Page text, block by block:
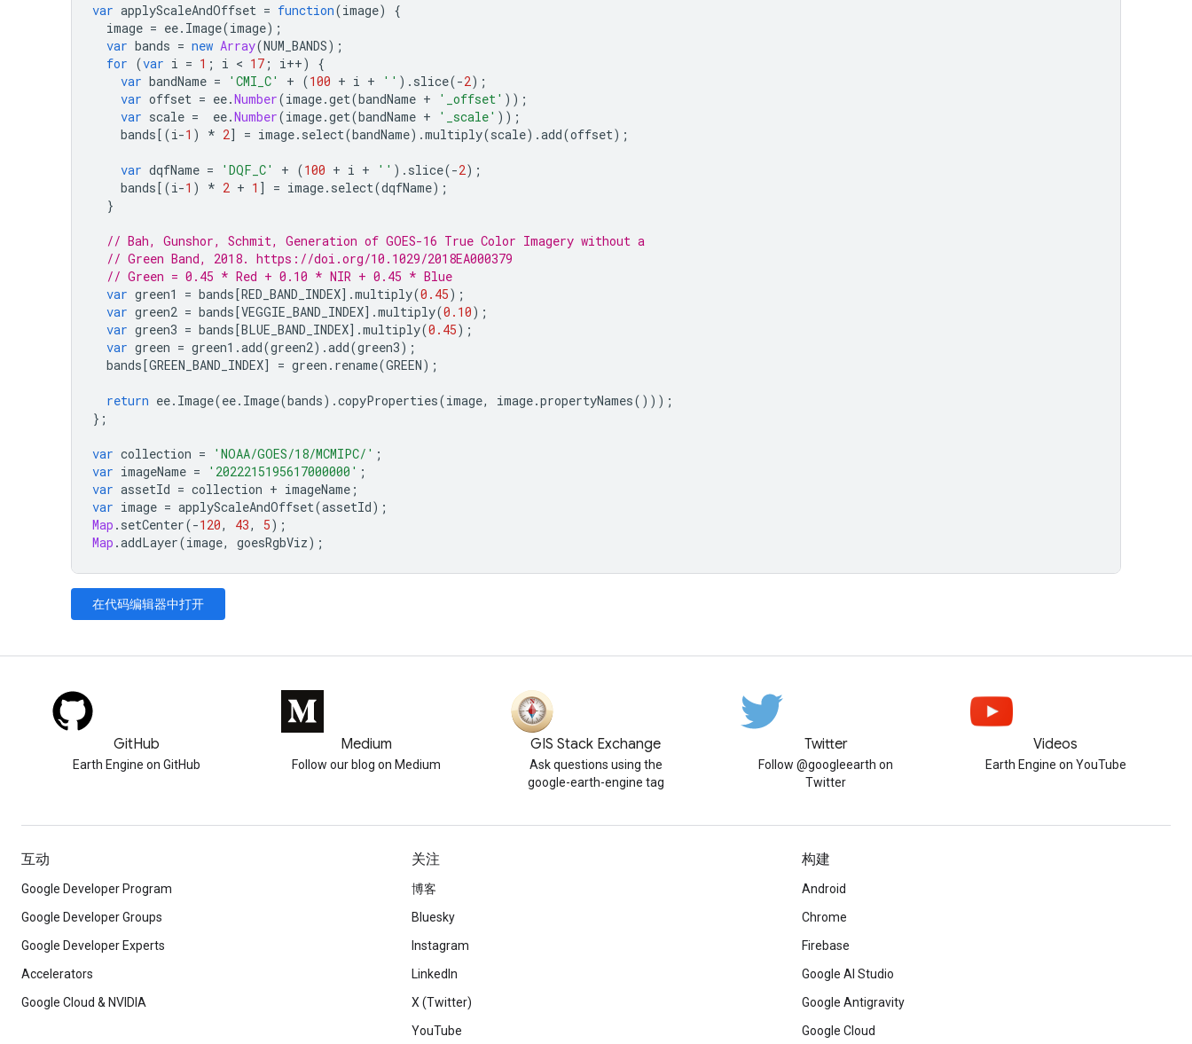
var applyScaleAndOffset = function(image)
{
image = ee. Image(image);
var bands = new Array(NUM_BANDS);
for (var i = 1 ; i < 17 ; i++)
{
var bandName = 'CMI_C' + (100 + i + '' ). slice(-2);
var offset = ee.Number(image.get(bandName + '_offset' ));
var scale = ee.Number(image.get(bandName + '_scale' ));
bands[(i-1 ) * 2] = image. select(bandName).multiply(scale).add(offset);
var dqfName = 'DQF_C' + (100 + i + '' ). slice(-2);
bands[(i-1 ) * 2 + 1 ] = image. select(dqfName);
}
// Bah, Gunshor, Schmit, Generation of GOES-16 True Color Imagery without a
// Green Band, 2018. https://doi.org/10.1029/2018EA000379
// Green = 0.45 * Red + 0.10 * NIR + 0.45 * Blue
var green1 = bands[RED_BAND_INDEX].multiply(0.45);
var green2 = bands[VEGGIE_BAND_INDEX].multiply(0.10);
var green3 = bands[BLUE_BAND_INDEX].multiply(0.45);
var green = green1 .add(green2).add(green3);
bands[GREEN_BAND_INDEX] = green . rename(GREEN);
return ee. Image(ee. Image(bands).copyProperties(image, image.propertyNames()));
};
var collection = 'NOAA/GOES/18/MCMIPC/' ;
var imageName = '2022215195617000000' ;
var assetId = collection + imageName ;
var image = applyScaleAndOffset(assetId);
Map . setCenter(-120, 43, 5);
Map .addLayer(image, goesRgbViz);
在代码编辑器中打开
GitHub
Earth Engine on GitHub
Medium
Follow our blog on Medium
GIS Stack Exchange
Ask questions using the
google-earth-engine tag
Twitter
Follow @googleearth on
Twitter
Videos
Earth Engine on YouTube
互动
Google Developer Program
Google Developer Groups
Google Developer Experts
Accelerators
Google Cloud & NVIDIA
关注
博客
Bluesky
Instagram
LinkedIn
X (Twitter)
YouTube
构建
Android
Chrome
Firebase
Google AI Studio
Google Antigravity
Google Cloud